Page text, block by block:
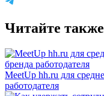
Читайте также
MeetUp hh.ru для
работодателя